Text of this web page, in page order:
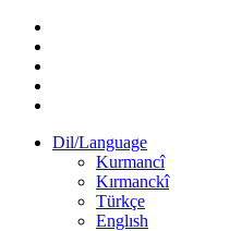
Dil/Language
Kurmancî
Kırmanckî
Türkçe
Englısh